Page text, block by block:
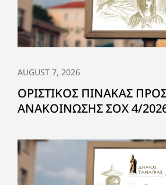
AUGUST 7, 2026
ΟΡΙΣΤΙΚΟΣ ΠΙΝΑΚΑΣ
ΑΝΑΚΟΙΝΩΣΗΣ ΣΟΧ 4/